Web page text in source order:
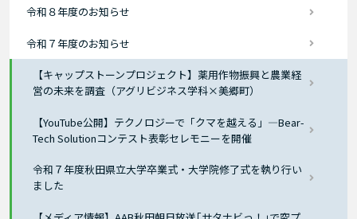
令和８年度のお知らせ
令和７年度のお知らせ
【キャップストーンプロジェクト】薬用作物振興と農業経
営の未来を調査（アグリビジネス学科×美郷町）
【YouTube公開】テクノロジーで「クマを越える」―Bear-
Tech Solutionコンテスト表彰セレモニーを開催
令和７年度秋田県立大学卒業式・大学院修了式を執り行い
ました